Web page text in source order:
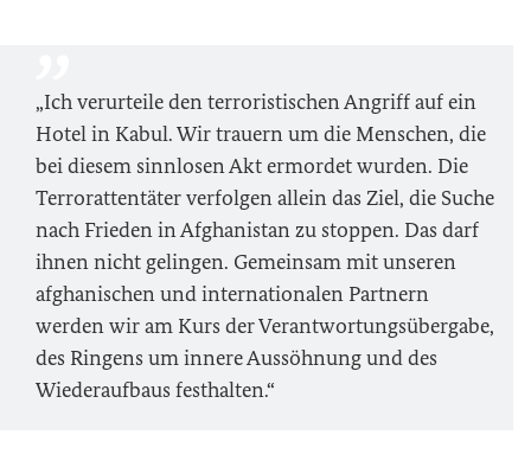
„Ich verurteile den terroristischen Angriff auf ein
Hotel in Kabul. Wir trauern um die Menschen, die
bei diesem sinnlosen Akt ermordet wurden. Die
Terrorattentäter verfolgen allein das Ziel, die Suche
nach Frieden in Afghanistan zu stoppen. Das darf
ihnen nicht gelingen. Gemeinsam mit unseren
afghanischen und internationalen Partnern
werden wir am Kurs der Verantwortungsübergabe,
des Ringens um innere Aussöhnung und des
Wiederaufbaus festhalten.“